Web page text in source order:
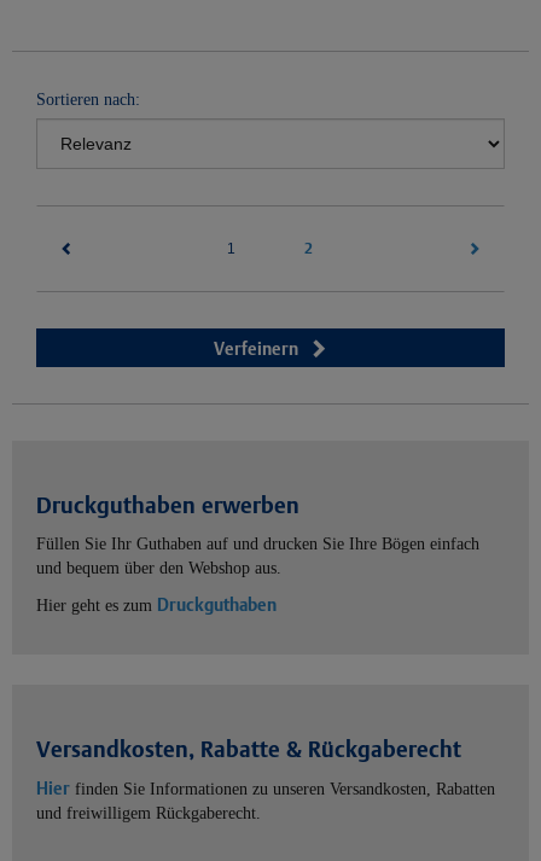
Sortieren nach:
1 2
Verfeinern
Druckguthaben erwerben
Füllen Sie Ihr Guthaben auf und drucken Sie Ihre Bögen einfach
und bequem über den Webshop aus.
Hier geht es zum Druckguthaben
Versandkosten, Rabatte & Rückgaberecht
Hier finden Sie Informationen zu unseren Versandkosten, Rabatten
und freiwilligem Rückgaberecht.